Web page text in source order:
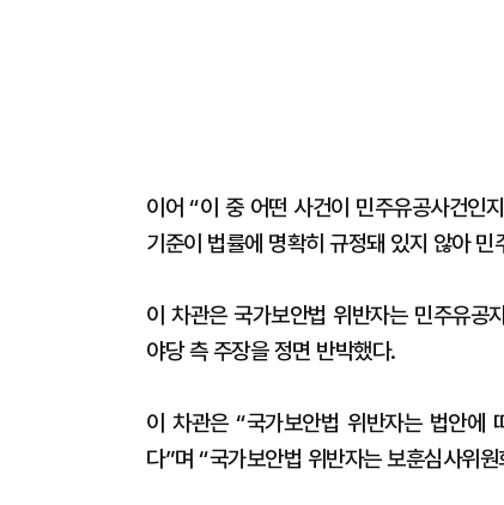
이어 “이 중 어떤 사건이 민주유공사건인
기준이 법률에 명확히 규정돼 있지 않아
이 차관은 국가보안법 위반자는 민주유공
야당 측 주장을 정면 반박했다.
이 차관은 “국가보안법 위반자는 법안에
다”며 “국가보안법 위반자는 보훈심사위